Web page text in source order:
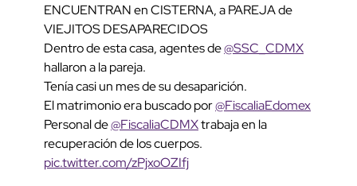
ENCUENTRAN en CISTERNA, a PAREJA de
VIEJITOS DESAPARECIDOS
Dentro de esta casa, agentes de@SSC_CDMX
hallaron a la pareja.
Tenía casi un mes de su desaparición.
El matrimonio era buscado por@FiscaliaEdomex
Personal de@FiscaliaCDMXtrabaja en la
recuperación de los cuerpos.
pic.twitter.com/zPjxoOZIfj